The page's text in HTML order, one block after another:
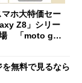
ホ大特価セー
Z8」シリー
場 「moto g37
無料で見るなら